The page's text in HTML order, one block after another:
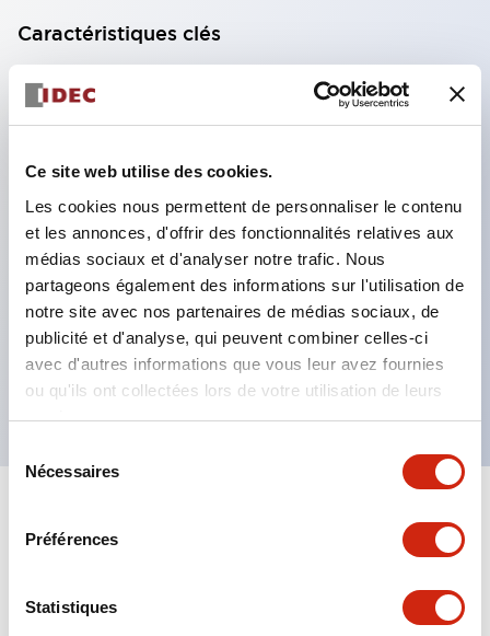
Ce site web utilise des cookies.
Les cookies nous permettent de personnaliser le contenu
et les annonces, d'offrir des fonctionnalités relatives aux
médias sociaux et d'analyser notre trafic. Nous
partageons également des informations sur l'utilisation de
notre site avec nos partenaires de médias sociaux, de
publicité et d'analyse, qui peuvent combiner celles-ci
avec d'autres informations que vous leur avez fournies
ou qu'ils ont collectées lors de votre utilisation de leurs
services.
Nécessaires
Préférences
Statistiques
Caractéristiques clés
Bloc de contact à 2 étages avec 2 contacts,
permettant une configuration à 4 contacts
contact à 11 étages), 59,9 mm (*bloc de contact à
22 étages). Conception peu encombrante
possible.
Structure de sécurité de 3e génération :
déclenchement à 2 actions, garde intégrée,
structure de protection des doigts IP20.
Tout développer+